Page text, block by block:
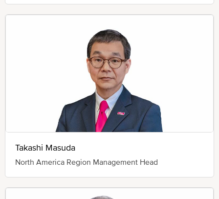
Takashi Masuda
North America Region Management Head